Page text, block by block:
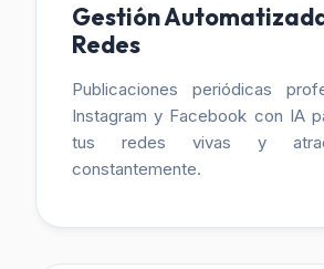
Gestión
Redes
Publicaciones periódicas
Instagram y Facebook con IA
tus redes vivas y
constantemente.